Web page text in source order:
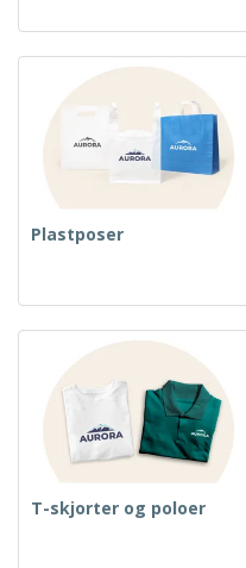
Plastposer
T-skjorter og poloer